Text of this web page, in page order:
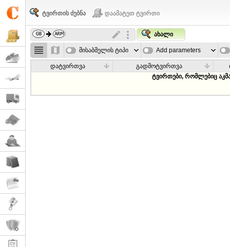
ტვირთის ძებნა დაამატეთ ტვირთი
ახალი
მისაბმელის ტიპი Add parameters
დატვირთვა გადმოტვირთვა
ტვირთები, რომლებიც